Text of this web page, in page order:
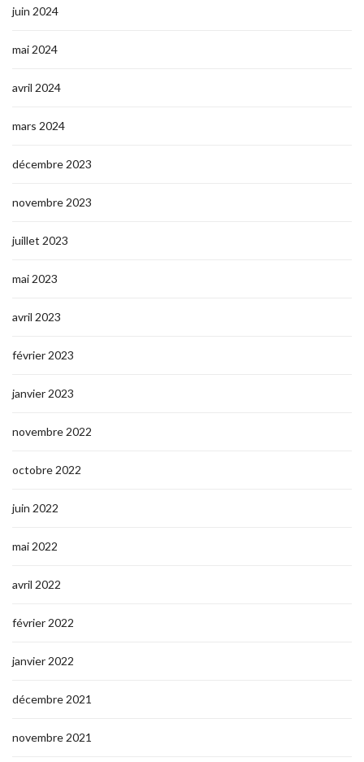
juin 2024
mai 2024
avril 2024
mars 2024
décembre 2023
novembre 2023
juillet 2023
mai 2023
avril 2023
février 2023
janvier 2023
novembre 2022
octobre 2022
juin 2022
mai 2022
avril 2022
février 2022
janvier 2022
décembre 2021
novembre 2021